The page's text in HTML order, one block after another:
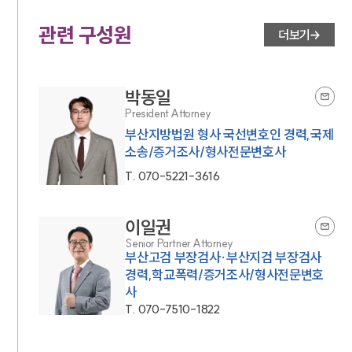
관련 구성원 더보기
박동일
President Attorney
부산지방법원 형사 국선변호인 경력,국제
소송/증거조사/형사전문변호사
T. 070-5221-3616
이일권
Senior Partner Attorney
부산고검 부장검사·부산지검 부장검사
경력,학교폭력/증거조사/형사전문변호
사
T. 070-7510-1822